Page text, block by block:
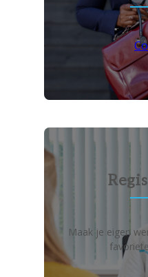
Maak je eigen